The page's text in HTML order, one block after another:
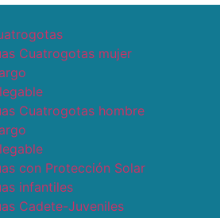
Cuatrogotas mujer
Cuatrogotas hombre
con Protección Solar
infantiles
Cadete-Juveniles